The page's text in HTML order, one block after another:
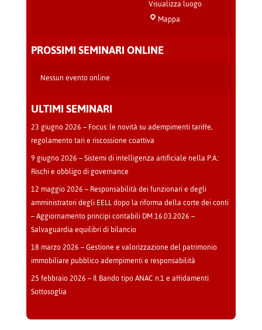
Visualizza luogo
Mappa
PROSSIMI SEMINARI ONLINE
Nessun evento online
ULTIMI SEMINARI
23 giugno 2026 – Focus: le novità su adempimenti tariffe,
regolamento tari e riscossione coattiva
9 giugno 2026 – Sistemi di intelligenza artificiale nella P.A.:
Rischi e obbligo di governance
12 maggio 2026 – Responsabilità dei funzionari e degli
amministratori degli EELL dopo la riforma della corte dei conti
– Aggiornamento principi contabili DM 16.03.2026 –
Salvaguardia equilibri di bilancio
18 marzo 2026 – Gestione e valorizzazione del patrimonio
immobiliare pubblico adempimenti e responsabilità
25 febbraio 2026 – Il Bando tipo ANAC n.1 e affidamenti
Sottosoglia